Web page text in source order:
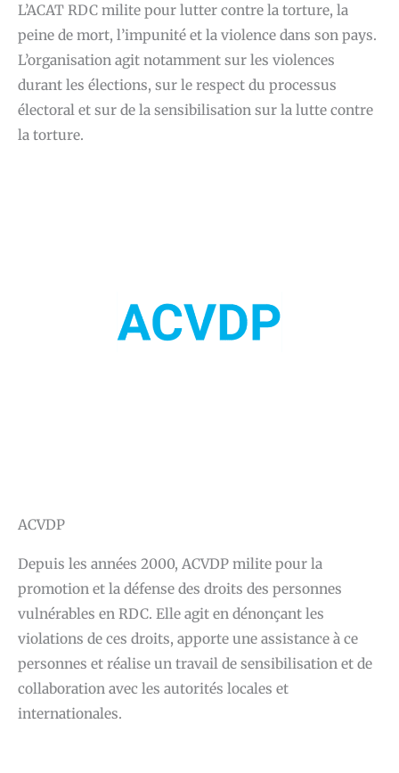
L’ACAT RDC milite pour lutter contre la torture, la
peine de mort, l’impunité et la violence dans son pays.
L’organisation agit notamment sur les violences
durant les élections, sur le respect du processus
électoral et sur de la sensibilisation sur la lutte contre
la torture.
ACVDP
Depuis les années 2000, ACVDP milite pour la
promotion et la défense des droits des personnes
vulnérables en RDC. Elle agit en dénonçant les
violations de ces droits, apporte une assistance à ce
personnes et réalise un travail de sensibilisation et de
collaboration avec les autorités locales et
internationales.